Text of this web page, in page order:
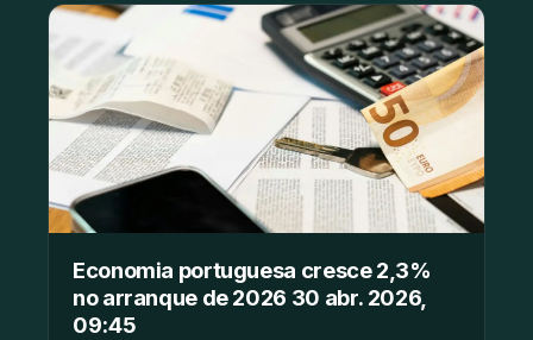
Economia portuguesa cresce 2,3%
no arranque de 2026 30 abr. 2026,
09:45